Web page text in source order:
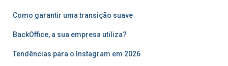
Como garantir uma transição suave
BackOffice, a sua empresa utiliza?
Tendências para o Instagram em 2026